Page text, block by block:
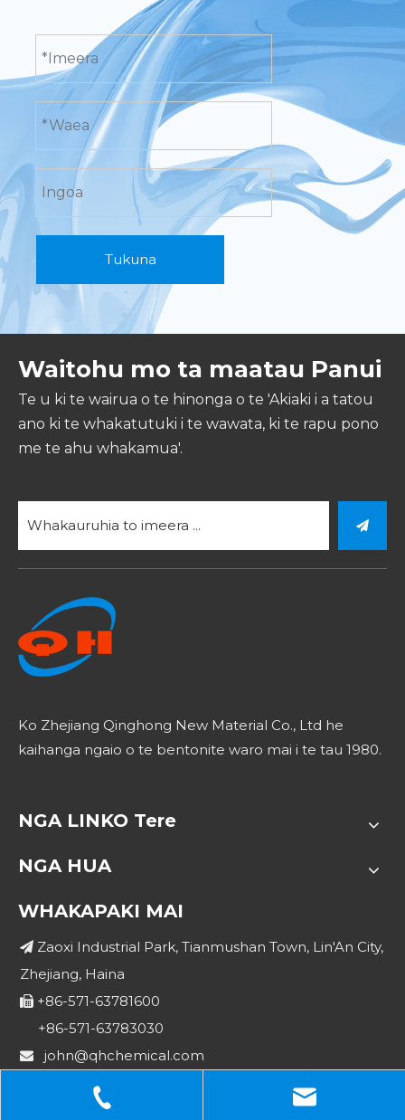
Tukuna
Waitohu mo ta maatau Panui
Te u ki te wairua o te hinonga o te 'Akiaki i a tatou
ano ki te whakatutuki i te wawata, ki te rapu pono
me te ahu whakamua'.
Ko Zhejiang Qinghong New Material Co., Ltd he
kaihanga ngaio o te bentonite waro mai i te tau 1980.
NGA LINKO Tere
NGA HUA
WHAKAPAKI MAI
 Zaoxi Industrial Park, Tianmushan Town, Lin'An City,
Zhejiang, Haina
 +86-571-63781600
+86-571-63783030

john@qhchemical.com
sales@qhchemical.com